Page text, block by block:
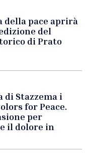
della pace aprirà
del
di Prato
di Stazzema i
for Peace.
per
il dolore in